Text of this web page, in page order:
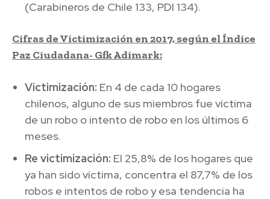
(Carabineros de Chile 133, PDI 134).
Cifras de Victimización en 2017, según el Índice
Paz Ciudadana- Gfk Adimark:
Victimización: En 4 de cada 10 hogares
chilenos, alguno de sus miembros fue víctima
de un robo o intento de robo en los últimos 6
meses.
Re victimización: El 25,8% de los hogares que
ya han sido víctima, concentra el 87,7% de los
robos e intentos de robo y esa tendencia ha